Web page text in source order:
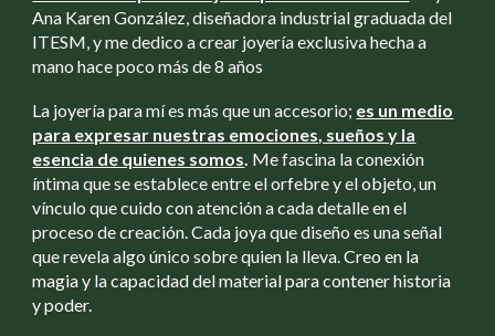
Ana Karen González, diseñadora industrial graduada del
ITESM, y me dedico a crear joyería exclusiva hecha a
mano hace poco más de 8 años
La joyería para mí es más que un accesorio; es un medio
para expresar nuestras emociones, sueños y la
esencia de quienes somos. Me fascina la conexión
íntima que se establece entre el orfebre y el objeto, un
vínculo que cuido con atención a cada detalle en el
proceso de creación. Cada joya que diseño es una señal
que revela algo único sobre quien la lleva.Creo en la
magia y la capacidad del material para contener historia
y poder.